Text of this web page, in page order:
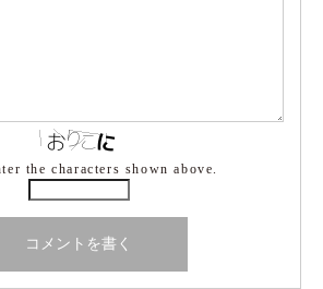
the characters shown above.